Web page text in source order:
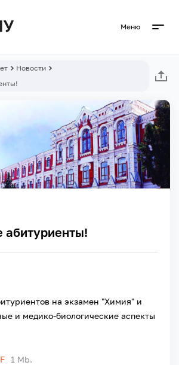
Меню
Новости
на экзамен "Химия" и
и медико-биологические аспекты
1 Mb.